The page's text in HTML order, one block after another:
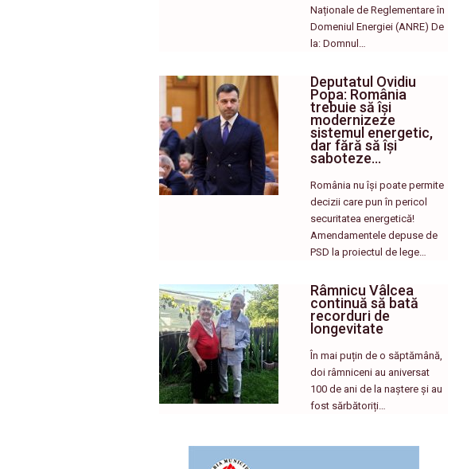
Naționale de Reglementare în
Domeniul Energiei (ANRE) De
la: Domnul…
Deputatul Ovidiu
Popa: România
trebuie să își
modernizeze
sistemul energetic,
dar fără să își
saboteze…
România nu își poate permite
decizii care pun în pericol
securitatea energetică!
Amendamentele depuse de
PSD la proiectul de lege…
Râmnicu Vâlcea
continuă să bată
recorduri de
longevitate
În mai puțin de o săptămână,
doi râmniceni au aniversat
100 de ani de la naștere și au
fost sărbătoriți…